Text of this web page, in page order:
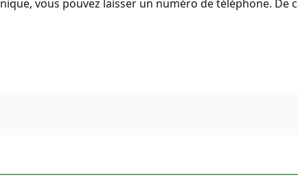
vous pouvez laisser un numéro de téléphone.